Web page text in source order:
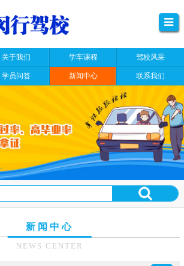
关于我们 学车课程 驾校风采
学员问答 新闻中心 联系我们
新闻中心
NEWS CENTER